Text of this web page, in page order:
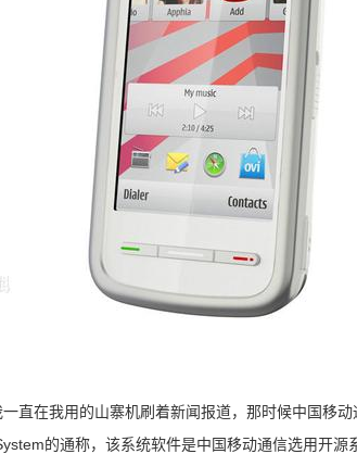
直在我用的山寨机刷着新闻报道，那时候中国移
的通称，该系统软件是中国移动通信选用开源